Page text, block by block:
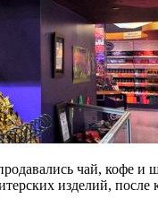
чай, кофе
изделий,